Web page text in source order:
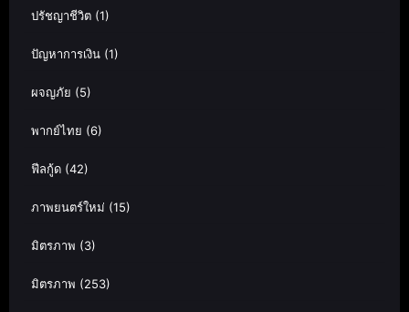
ปรัชญาชีวิต (1)
ปัญหาการเงิน (1)
ผจญภัย (5)
พากย์ไทย (6)
ฟีลกู้ด (42)
ภาพยนตร์ใหม่ (15)
มิตรภาพ (3)
มิตรภาพ (253)